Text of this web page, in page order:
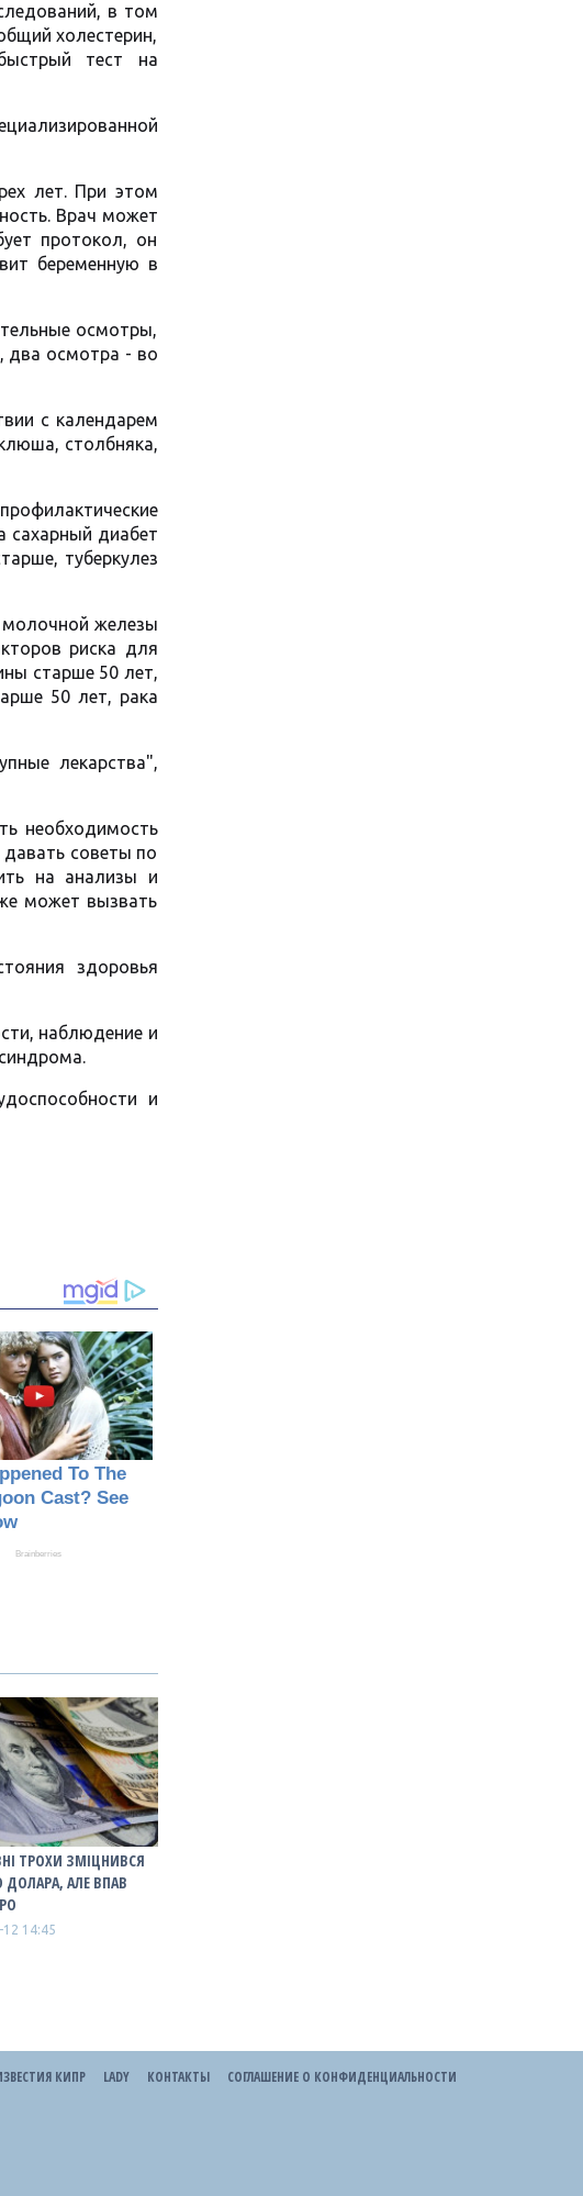
в том
холестерин,
тест на
лет. При этом
Врач может
протокол, он
беременную в
осмотры,
два осмотра - во
с календарем
столбняка,
сахарный диабет
туберкулез
молочной железы
риска для
старше 50 лет,
50 лет, рака
лекарства",
необходимость
советы по
на анализы и
может вызвать
здоровья
наблюдение и
и
ТРОХИ ЗМІЦНИВСЯ
ДОЛАРА, АЛЕ ВПАВ
14:45
КИПР LADY КОНТАКТЫ СОГЛАШЕНИЕ О КОНФИДЕНЦИАЛЬНОСТИ